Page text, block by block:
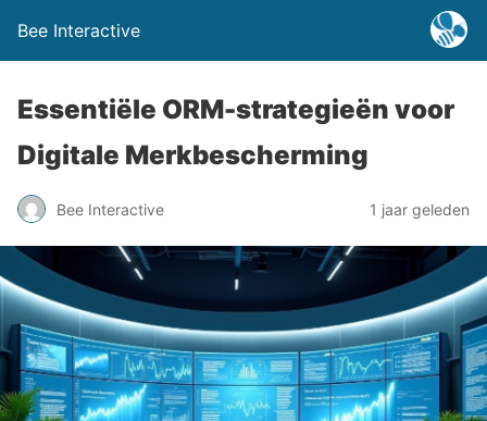
Bee Interactive
Essentiële ORM-strategieën voor
Digitale Merkbescherming
Bee Interactive 1 jaar geleden